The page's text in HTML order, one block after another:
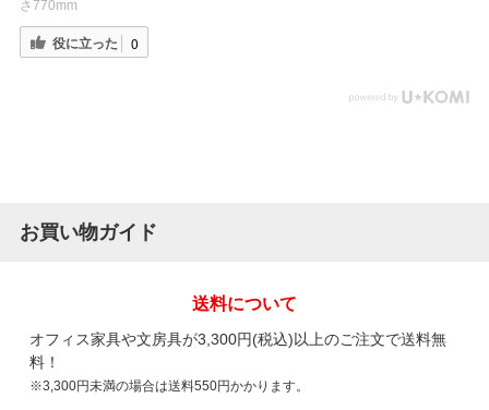
さ770mm
役に立った 0
お買い物ガイド
送料について
オフィス家具や文房具が3,300円(税込)以上のご注文で送料無
料！
※3,300円未満の場合は送料550円かかります。